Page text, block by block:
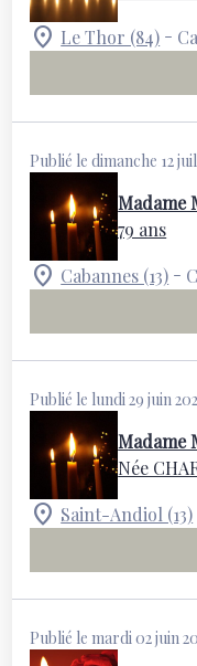
Le Thor (84) -
Publié le dimanche 12
Madame
79 ans
Cabannes (13) -
Publié le lundi 29 juin
Madame
Née
Saint-Andiol (13)
Publié le mardi 02 juin